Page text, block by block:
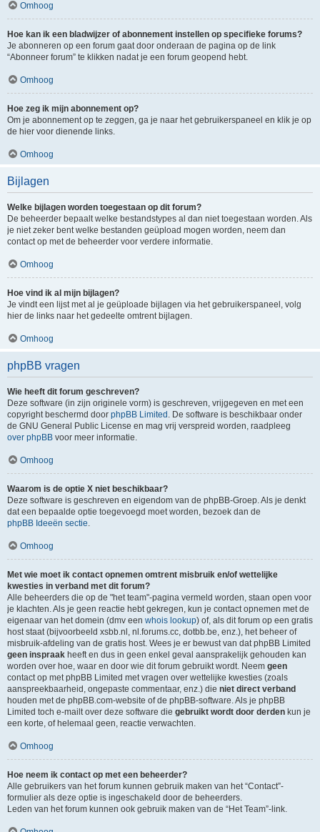
Omhoog
Hoe kan ik een bladwijzer of abonnement instellen op specifieke forums?
Je abonneren op een forum gaat door onderaan de pagina op de link
“Abonneer forum” te klikken nadat je een forum geopend hebt.
Omhoog
Hoe zeg ik mijn abonnement op?
Om je abonnement op te zeggen, ga je naar het gebruikerspaneel en klik je op
de hier voor dienende links.
Omhoog
Bijlagen
Welke bijlagen worden toegestaan op dit forum?
De beheerder bepaalt welke bestandstypes al dan niet toegestaan worden. Als
je niet zeker bent welke bestanden geüpload mogen worden, neem dan
contact op met de beheerder voor verdere informatie.
Omhoog
Hoe vind ik al mijn bijlagen?
Je vindt een lijst met al je geüploade bijlagen via het gebruikerspaneel, volg
hier de links naar het gedeelte omtrent bijlagen.
Omhoog
phpBB vragen
Wie heeft dit forum geschreven?
Deze software (in zijn originele vorm) is geschreven, vrijgegeven en met een
copyright beschermd door phpBB Limited . De software is beschikbaar onder
de GNU General Public License en mag vrij verspreid worden, raadpleeg
over phpBB voor meer informatie.
Omhoog
Waarom is de optie X niet beschikbaar?
Deze software is geschreven en eigendom van de phpBB-Groep. Als je denkt
dat een bepaalde optie toegevoegd moet worden, bezoek dan de
phpBB Ideeën sectie.
Omhoog
Met wie moet ik contact opnemen omtrent misbruik en/of wettelijke
kwesties in verband met dit forum?
Alle beheerders die op de "het team"-pagina vermeld worden, staan open voor
je klachten. Als je geen reactie hebt gekregen, kun je contact opnemen met de
eigenaar van het domein (dmv een whois lookup) of, als dit forum op een gratis
host staat (bijvoorbeeld xsbb.nl, nl.forums.cc, dotbb.be, enz.), het beheer of
misbruik-afdeling van de gratis host. Wees je er bewust van dat phpBB Limited
geen inspraak heeft en dus in geen enkel geval aansprakelijk gehouden kan
worden over hoe, waar en door wie dit forum gebruikt wordt. Neem geen
contact op met phpBB Limited met vragen over wettelijke kwesties (zoals
aanspreekbaarheid, ongepaste commentaar, enz.) die niet direct verband
houden met de phpBB.com-website of de phpBB-software. Als je phpBB
Limited toch e-mailt over deze software die gebruikt wordt door derden kun je
een korte, of helemaal geen, reactie verwachten.
Omhoog
Hoe neem ik contact op met een beheerder?
Alle gebruikers van het forum kunnen gebruik maken van het “Contact”-
formulier als deze optie is ingeschakeld door de beheerders.
Leden van het forum kunnen ook gebruik maken van de “Het Team”-link.